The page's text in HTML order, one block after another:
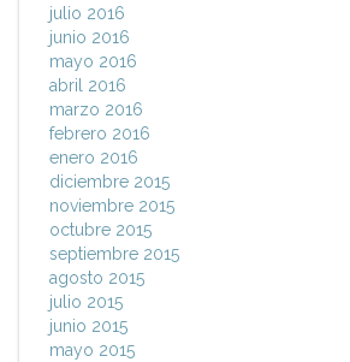
julio 2016
junio 2016
mayo 2016
abril 2016
marzo 2016
febrero 2016
enero 2016
diciembre 2015
noviembre 2015
octubre 2015
septiembre 2015
agosto 2015
julio 2015
junio 2015
mayo 2015